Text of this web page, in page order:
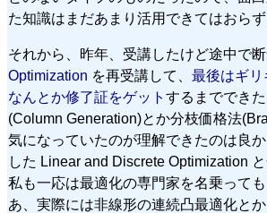
た知識はまだあまり活用できてはおらず
それから、昨年、受講したけど途中で
Optimization を再受講して、 最後はギリ
なんとか修了証をゲット するまででき
(Column Generation)とか分枝価格法
気になっていたのが理解できたのは良
した Linear and Discrete Optimization
私も一応は最適化の専門家を名乗って
あ、実際には非線形の連続凸最適化と